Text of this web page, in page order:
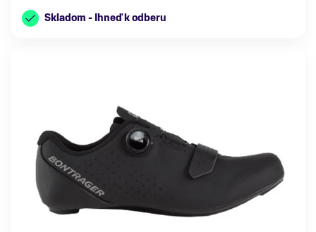
Skladom - Ihneď k odberu